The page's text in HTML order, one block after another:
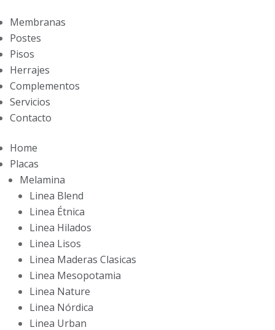
Membranas
Postes
Pisos
Herrajes
Complementos
Servicios
Contacto
Home
Placas
Melamina
Linea Blend
Linea Étnica
Linea Hilados
Linea Lisos
Linea Maderas Clasicas
Linea Mesopotamia
Linea Nature
Linea Nórdica
Linea Urban